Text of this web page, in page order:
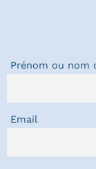
Prénom ou nom
Email